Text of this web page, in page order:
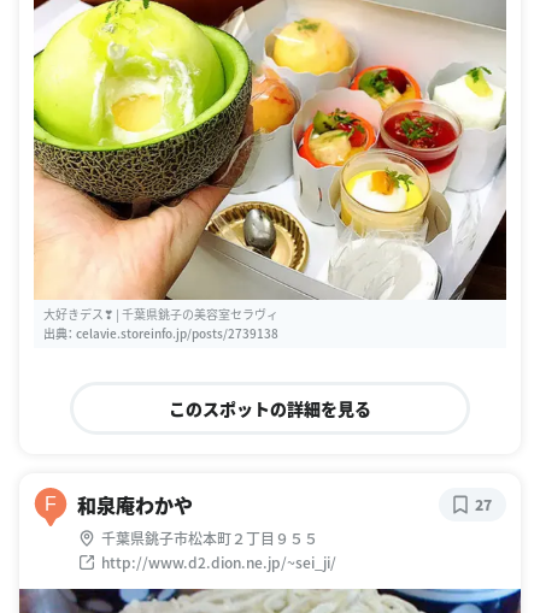
大好きデス❣ | 千葉県銚子の美容室セラヴィ
出典： celavie.storeinfo.jp/posts/2739138
このスポットの詳細を見る
F 和泉庵わかや
千葉県銚子市松本町２丁目９５５
http://www.d2.dion.ne.jp/~sei_ji/
27